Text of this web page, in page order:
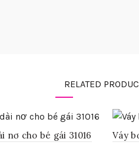
RELATED
nơ cho bé gái 31016 Váy